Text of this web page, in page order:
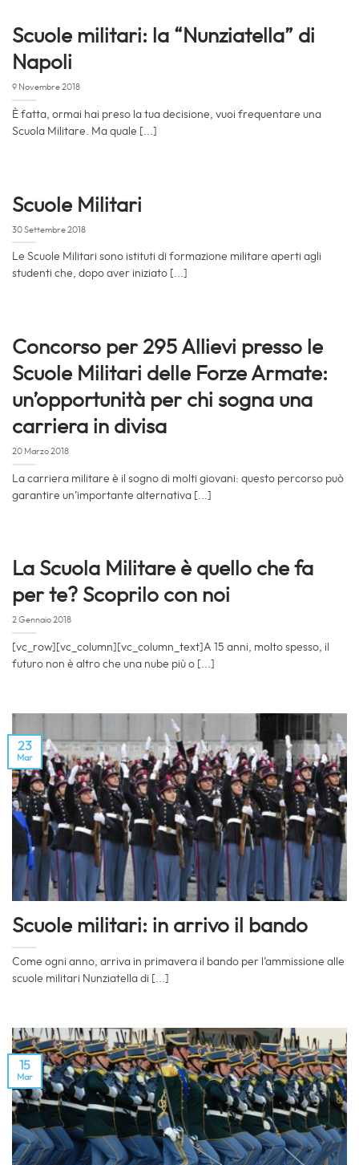
Scuole militari: la “Nunziatella” di
Napoli
9 Novembre 2018
È fatta, ormai hai preso la tua decisione, vuoi frequentare una
Scuola Militare. Ma quale [...]
Scuole Militari
30 Settembre 2018
Le Scuole Militari sono istituti di formazione militare aperti agli
studenti che, dopo aver iniziato [...]
Concorso per 295 Allievi presso le
Scuole Militari delle Forze Armate:
un’opportunità per chi sogna una
carriera in divisa
20 Marzo 2018
La carriera militare è il sogno di molti giovani: questo percorso può
garantire un’importante alternativa [...]
La Scuola Militare è quello che fa
per te? Scoprilo con noi
2 Gennaio 2018
[vc_row][vc_column][vc_column_text]A 15 anni, molto spesso, il
futuro non è altro che una nube più o [...]
Scuole militari: in arrivo il bando
Come ogni anno, arriva in primavera il bando per l’ammissione alle
scuole militari Nunziatella di [...]
23
Mar
15
Mar